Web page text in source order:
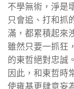
不學無術，淨是
只會追、打和抓
滿，都累積起來
雖然只要一抓狂
的東哲絕對忠誠。
因此，和東哲時
使雍基更肆意妄